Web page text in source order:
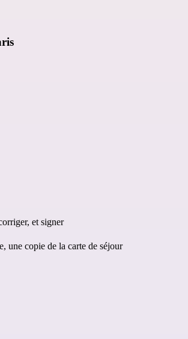
et signer
une copie de la carte de séjour